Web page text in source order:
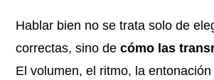
Hablar bien no se trata solo de
correctas, sino decómo las
El volumen, el ritmo, la